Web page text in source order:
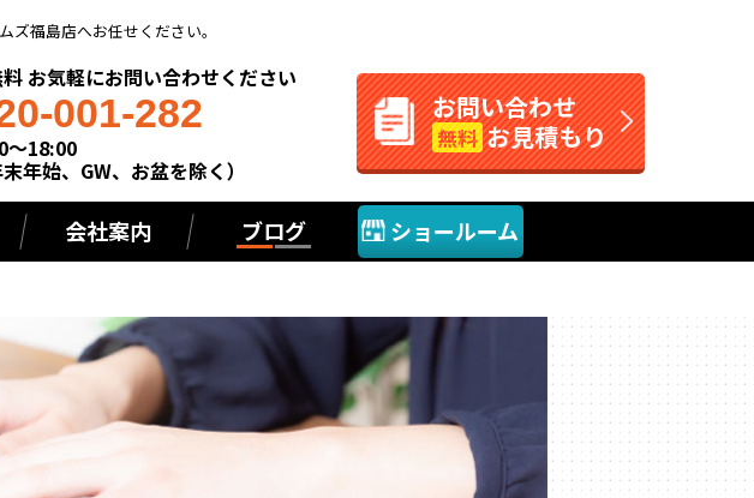
福島店へお任せください。
お気軽にお問い合わせください
001-282
～18:00
年始、GW、お盆を除く）
お問い合わせ
無料 お見積もり
会社案内 ブログ ショールーム